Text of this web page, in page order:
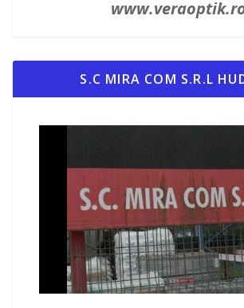
S.C MIRA COM S.R.L